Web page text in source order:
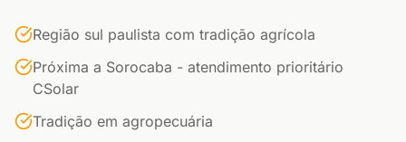
Região sul paulista com tradição agrícola
Próxima a Sorocaba - atendimento prioritário
CSolar
Tradição em agropecuária